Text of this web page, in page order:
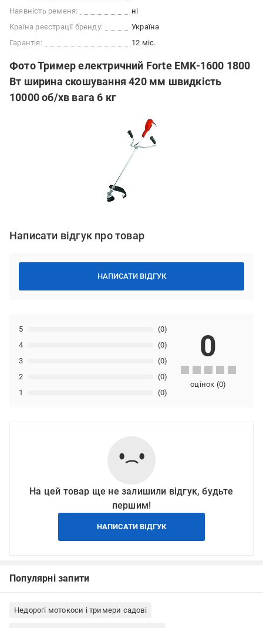
Наявність ременя:
ні
Країна реєстрації бренду:
Україна
Гарантія:
12 міс.
Фото Тример електричний Forte EMK-1600 1800
Вт ширина скошування 420 мм швидкість
10000 об/хв вага 6 кг
Написати відгук про товар
НАПИСАТИ ВІДГУК
1 (0)
2 (0)
3 (0)
4 (0)
5 (0)
0
оцінок (0)
На цей товар ще не залишили відгук, будьте
першим!
НАПИСАТИ ВІДГУК
Популярні запити
Недорогі мотокоси і тримери садові